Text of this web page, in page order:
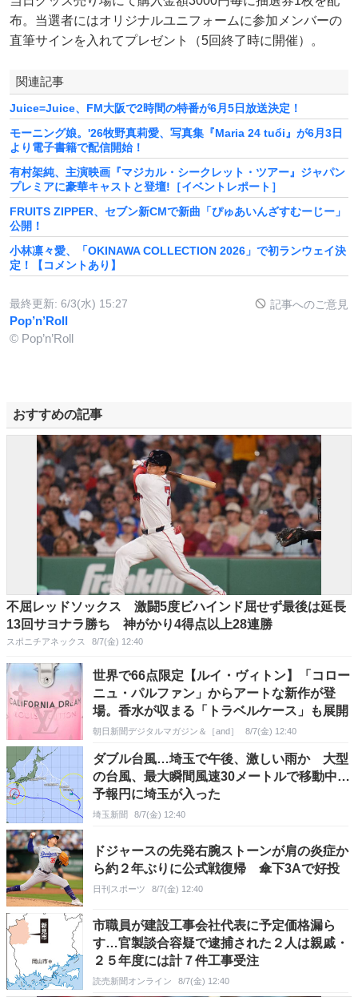
布。当選者にはオリジナルユニフォームに参加メンバーの
直筆サインを入れてプレゼント（5回終了時に開催）。
関連記事
Juice=Juice、FM大阪で2時間の特番が6月5日放送決定！
モーニング娘。'26牧野真莉愛、写真集『Maria 24 tuổi』が6月3日
より電子書籍で配信開始！
有村架純、主演映画『マジカル・シークレット・ツアー』ジャパン
プレミアに豪華キャストと登壇!［イベントレポート］
FRUITS ZIPPER、セブン新CMで新曲「ぴゅあいんざすむーじー」
公開！
小林凛々愛、「OKINAWA COLLECTION 2026」で初ランウェイ決
定！【コメントあり】
最終更新: 6/3(水) 15:27 記事へのご意見
Pop’n’Roll
© Pop’n’Roll
おすすめの記事
不屈レッドソックス 激闘5度ビハインド屈せず最後は延長
13回サヨナラ勝ち 神がかり4得点以上28連勝
スポニチアネックス 8/7(金) 12:40
世界で66点限定【ルイ・ヴィトン】「コロー
ニュ・パルファン」からアートな新作が登
場。香水が収まる「トラベルケース」も展開
朝日新聞デジタルマガジン＆［and］ 8/7(金) 12:40
ダブル台風…埼玉で午後、激しい雨か 大型
の台風、最大瞬間風速30メートルで移動中…
予報円に埼玉が入った
埼玉新聞 8/7(金) 12:40
ドジャースの先発右腕ストーンが肩の炎症か
ら約２年ぶりに公式戦復帰 傘下3Aで好投
日刊スポーツ 8/7(金) 12:40
市職員が建設工事会社代表に予定価格漏ら
す…官製談合容疑で逮捕された２人は親戚・
２５年度には計７件工事受注
読売新聞オンライン 8/7(金) 12:40